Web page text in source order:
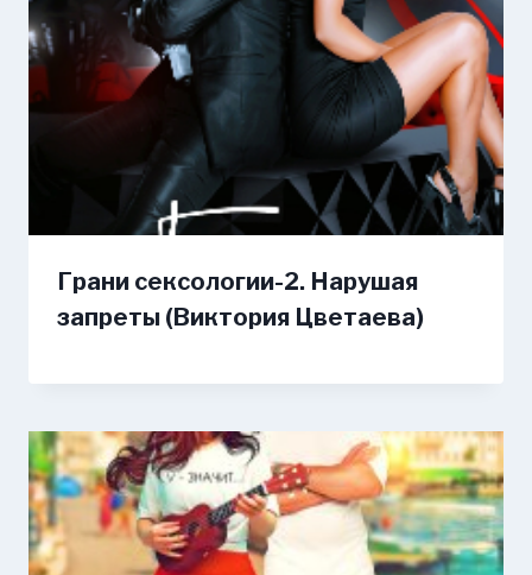
Грани сексологии-2. Нарушая
запреты (Виктория Цветаева)